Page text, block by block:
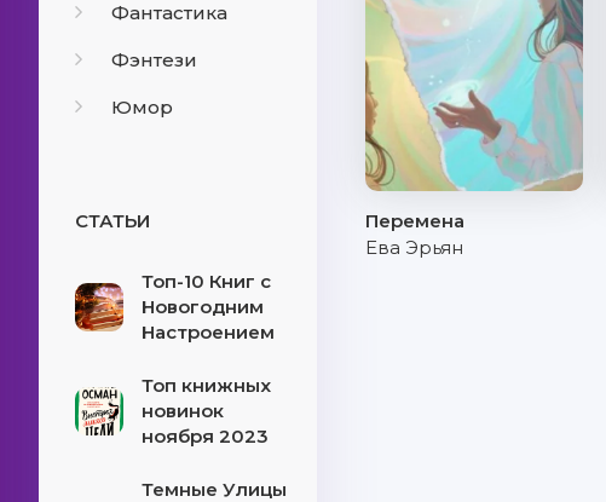
Фантастика
Фэнтези
Юмор
СТАТЬИ
Топ-10 Книг с
Новогодним
Настроением
Топ книжных
новинок
ноября 2023
Темные Улицы
Перемена
Ева Эрьян